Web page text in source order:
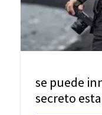
se puede
secreto